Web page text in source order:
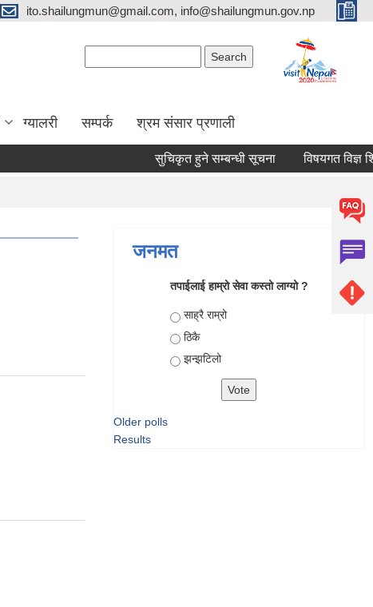
ito.shailungmun@gmail.com, info@shailungmun.gov.np
ग्यालरी सम्पर्क श्रम संसार प्रणाली
सुचिकृत हुने सम्बन्धी सूचना विषयगत विज्ञ
जनमत
तपाईलाई हाम्रो सेवा कस्तो लाग्यो ?
Choices
साह्रै राम्रो
ठिकै
झन्झटिलो
Older polls
Results